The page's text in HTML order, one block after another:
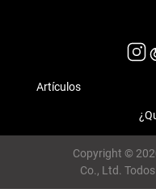
Artículos
Copyright ©
Co., Ltd.